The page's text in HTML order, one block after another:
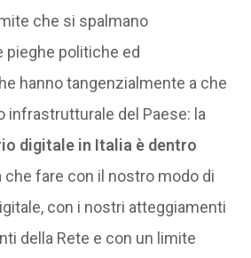
che si spalmano
pieghe politiche ed
hanno tangenzialmente a che
infrastrutturale del Paese: la
digitale in Italia è dentro
che fare con il nostro modo di
con i nostri atteggiamenti
della Rete e con un limite